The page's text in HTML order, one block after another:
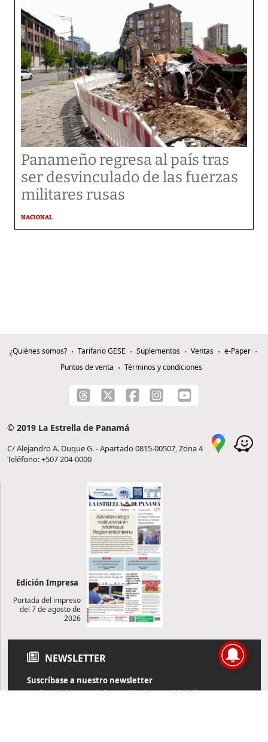
Panameño regresa al país tras
ser desvinculado de las fuerzas
militares rusas
NACIONAL
¿Quiénes somos? Tarifario GESE Suplementos Ventas
e-Paper
Puntos de venta
Términos y condiciones
© 2019 La Estrella de Panamá
C/ Alejandro A. Duque G. - Apartado 0815-00507, Zona 4
Teléfono: +507 204-0000
Edición Impresa
Portada del impreso
del 7 de agosto de
2026
NEWSLETTER
Suscríbase a nuestro newsletter
Reciba diariamente información de actualidad directamente en